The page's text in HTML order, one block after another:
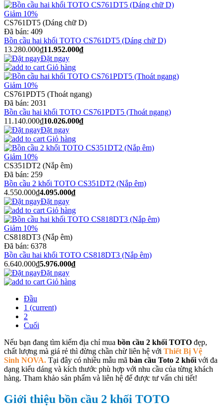
Giảm 10%
CS761DT5 (Dáng chữ D)
Đã bán: 409
Bồn cầu hai khối TOTO CS761DT5 (Dáng chữ D)
13.280.000₫11.952.000₫
Đặt ngay
Giỏ hàng
Giảm 10%
CS761PDT5 (Thoát ngang)
Đã bán: 2031
Bồn cầu hai khối TOTO CS761PDT5 (Thoát ngang)
11.140.000₫10.026.000₫
Đặt ngay
Giỏ hàng
Giảm 10%
CS351DT2 (Nắp êm)
Đã bán: 259
Bồn cầu 2 khối TOTO CS351DT2 (Nắp êm)
4.550.000₫4.095.000₫
Đặt ngay
Giỏ hàng
Giảm 10%
CS818DT3 (Nắp êm)
Đã bán: 6378
Bồn cầu hai khối TOTO CS818DT3 (Nắp êm)
6.640.000₫5.976.000₫
Đặt ngay
Giỏ hàng
Đầu
1 (current)
2
Cuối
Nếu bạn đang tìm kiếm địa chỉ mua bồn cầu 2 khối TOTO đẹp,
chất lượng mà giá rẻ thì đừng chần chừ liên hệ với Thiết Bị Vệ
Sinh NOVA. Tại đây có nhiều mẫu mã bàn cầu Toto 2 khối với đa
dạng kiểu dáng và kích thước phù hợp với nhu cầu của từng khách
hàng. Tham khảo sản phẩm và liên hệ để được tư vấn chi tiết!
Giới thiệu bồn cầu 2 khối TOTO